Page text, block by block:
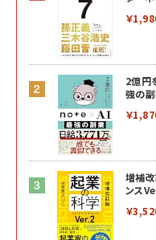
￥
2億円
強の
￥
増補
ンス
￥